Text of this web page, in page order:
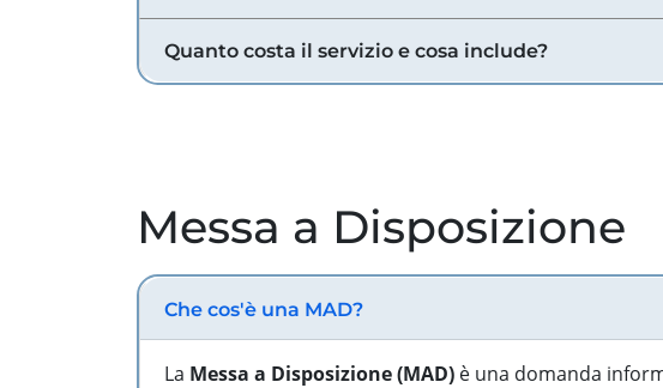
Quanto costa il servizio e cosa include?
Messa a Disposizione
Che cos'è una MAD?
La Messa a Disposizione (MAD) è una domanda